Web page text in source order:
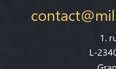
1.
L-